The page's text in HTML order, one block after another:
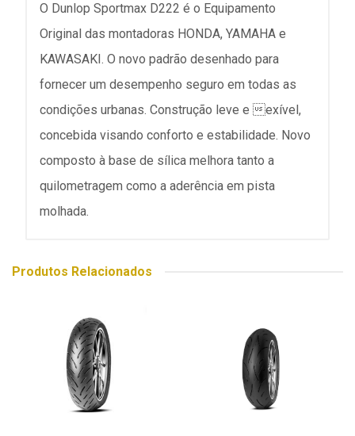
O Dunlop Sportmax D222 é o Equipamento
Original das montadoras HONDA, YAMAHA e
KAWASAKI. O novo padrão desenhado para
fornecer um desempenho seguro em todas as
condições urbanas. Construção leve e exível,
concebida visando conforto e estabilidade. Novo
composto à base de sílica melhora tanto a
quilometragem como a aderência em pista
molhada.
Produtos Relacionados